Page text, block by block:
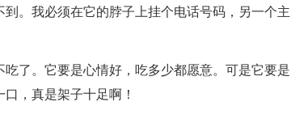
。我必须在它的脖子上挂个电话号码，另一个主
了。它要是心情好，吃多少都愿意。可是它要是
，真是架子十足啊！